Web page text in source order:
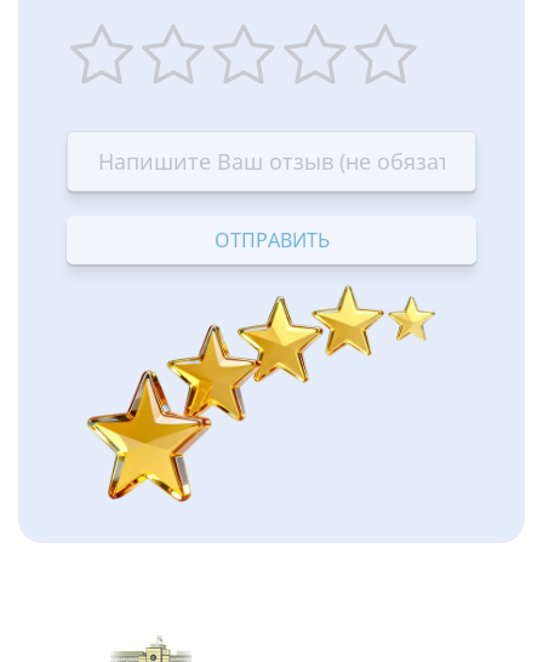
star
Terrible
stars
—
Bad
stars
—
OK
stars
—
Good
stars
—
Excellent